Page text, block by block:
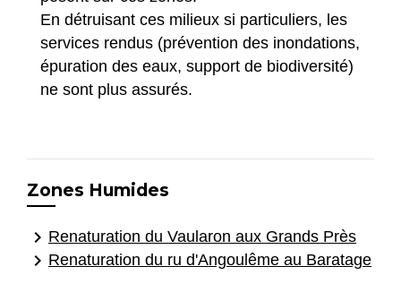
En détruisant ces milieux si particuliers, les
services rendus (prévention des inondations,
épuration des eaux, support de biodiversité)
ne sont plus assurés.
Zones Humides
keyboard_arrow_right Renaturation du Vaularon aux Grands Près
keyboard_arrow_right Renaturation du ru d'Angoulême au Baratage